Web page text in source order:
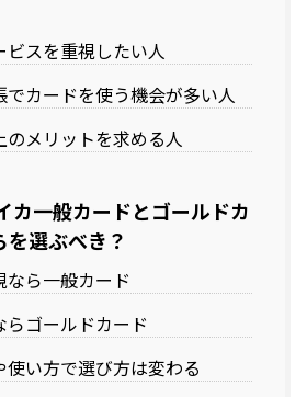
ビスを重視したい人
でカードを使う機会が多い人
のメリットを求める人
カ一般カードとゴールドカ
選ぶべき？
なら一般カード
らゴールドカード
使い方で選び方は変わる